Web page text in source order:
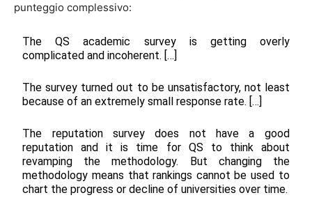
punteggio complessivo:
The QS academic survey is getting overly
complicated and incoherent. […]
The survey turned out to be unsatisfactory, not least
because of an extremely small response rate. […]
The reputation survey does not have a good
reputation and it is time for QS to think about
revamping the methodology. But changing the
methodology means that rankings cannot be used to
chart the progress or decline of universities over time.